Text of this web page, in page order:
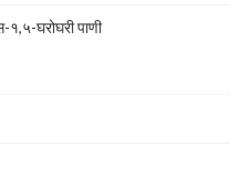
१,५-घरोघरी पाणी